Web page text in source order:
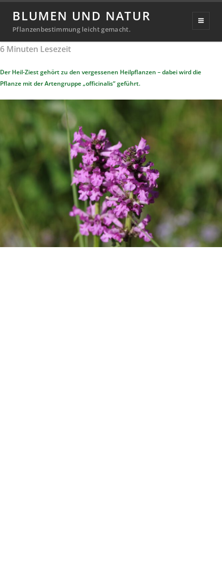
BLUMEN UND NATUR
Pflanzenbestimmung leicht gemacht.
Heil-Ziest
Veröffentlicht
am
28. August 202120. September 2024
von
Michael
6 Minuten Lesezeit
Der Heil-Ziest gehört zu den vergessenen Heilpflanzen – dabei wird die
Pflanze mit der Artengruppe „officinalis“ geführt.